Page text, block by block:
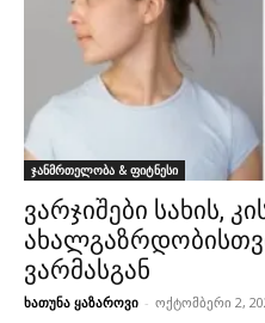
ჯანმრთელობა & ფიტნესი
ვარჯიშები სახის,
ვარმასგან
ხათუნა ყაზაროვი - ოქტომბერი 2,